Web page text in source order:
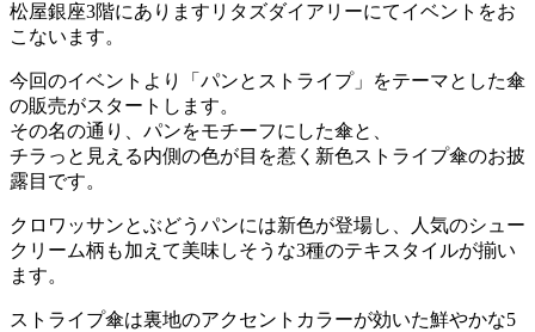
松屋銀座3階にありますリタズダイアリーにてイベントをお
こないます。
今回のイベントより「パンとストライプ」をテーマとした傘
の販売がスタートします。
その名の通り、パンをモチーフにした傘と、
チラっと見える内側の色が目を惹く新色ストライプ傘のお披
露目です。
クロワッサンとぶどうパンには新色が登場し、人気のシュー
クリーム柄も加えて美味しそうな3種のテキスタイルが揃い
ます。
ストライプ傘は裏地のアクセントカラーが効いた鮮やかな5